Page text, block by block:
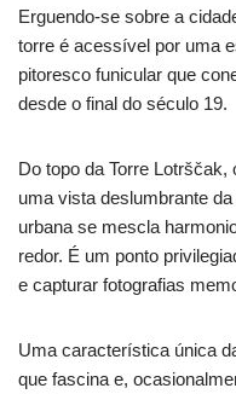
Erguendo-se sobre a
torre é acessível por uma
pitoresco funicular que
desde o final do século 19.
Do topo da Torre
uma vista deslumbrante
urbana se mescla
redor. É um ponto
e capturar fotografias
Uma característica única
que fascina e,